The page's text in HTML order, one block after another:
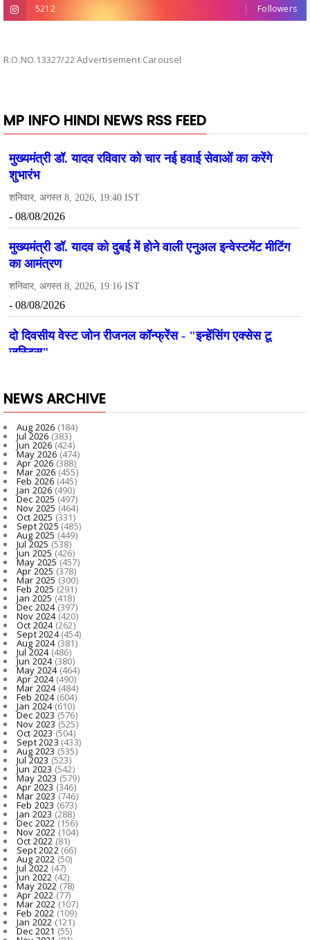
5212 Followers
R.O.NO.13327/22 Advertisement Carousel
MP INFO HINDI NEWS RSS FEED
NEWS ARCHIVE
Aug 2026 (184)
Jul 2026 (383)
Jun 2026(424)
May 2026(474)
Apr 2026 (388)
Mar 2026(455)
Feb 2026 (445)
Jan 2026 (490)
Dec 2025(497)
Nov 2025 (464)
Oct 2025 (331)
Sept 2025 (485)
Aug 2025 (449)
Jul 2025 (538)
Jun 2025(426)
May 2025(457)
Apr 2025 (378)
Mar 2025 (300)
Feb 2025 (291)
Jan 2025 (418)
Dec 2024(397)
Nov 2024(420)
Oct 2024(262)
Sept 2024(454)
Aug 2024(381)
Jul 2024(486)
Jun 2024(380)
May 2024(464)
Apr 2024(490)
Mar 2024(484)
Feb 2024(604)
Jan 2024(610)
Dec 2023(576)
Nov 2023 (525)
Oct 2023 (504)
Sept 2023 (433)
Aug 2023 (535)
Jul 2023 (523)
Jun 2023(542)
May 2023(579)
Apr 2023 (346)
Mar 2023 (746)
Feb 2023 (673)
Jan 2023 (288)
Dec 2022(156)
Nov 2022 (104)
Oct 2022 (81)
Sept 2022(66)
Aug 2022 (50)
Jul 2022 (47)
Jun 2022(42)
May 2022(78)
Apr 2022 (77)
Mar 2022(107)
Feb 2022 (109)
Jan 2022 (121)
Dec 2021 (55)